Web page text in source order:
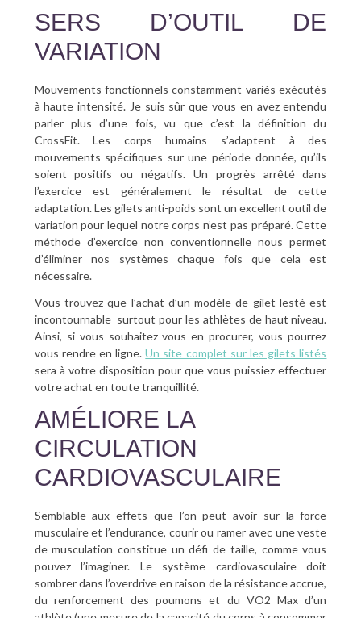
SERS D’OUTIL DE
VARIATION
Mouvements fonctionnels constamment variés exécutés
à haute intensité. Je suis sûr que vous en avez entendu
parler plus d’une fois, vu que c’est la définition du
CrossFit. Les corps humains s’adaptent à des
mouvements spécifiques sur une période donnée, qu’ils
soient positifs ou négatifs. Un progrès arrêté dans
l’exercice est généralement le résultat de cette
adaptation. Les gilets anti-poids sont un excellent outil de
variation pour lequel notre corps n’est pas préparé. Cette
méthode d’exercice non conventionnelle nous permet
d’éliminer nos systèmes chaque fois que cela est
nécessaire.
Vous trouvez que l’achat d’un modèle de gilet lesté est
incontournable surtout pour les athlètes de haut niveau.
Ainsi, si vous souhaitez vous en procurer, vous pourrez
vous rendre en ligne.Un site complet sur les gilets listés
sera à votre disposition pour que vous puissiez effectuer
votre achat en toute tranquillité.
AMÉLIORE LA
CIRCULATION
CARDIOVASCULAIRE
Semblable aux effets que l’on peut avoir sur la force
musculaire et l’endurance, courir ou ramer avec une veste
de musculation constitue un défi de taille, comme vous
pouvez l’imaginer. Le système cardiovasculaire doit
sombrer dans l’overdrive en raison de la résistance accrue,
du renforcement des poumons et du VO2 Max d’un